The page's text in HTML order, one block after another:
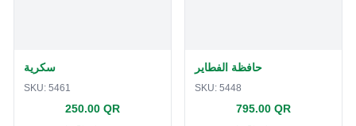
سكرية
SKU: 5461
250.00 QR
حافظة الفطاير
SKU: 5448
795.00 QR